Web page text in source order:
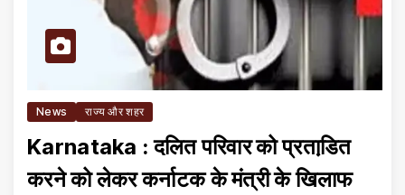
News राज्य और शहर
Karnataka : दलित परिवार को प्रताडि़त
करने को लेकर कर्नाटक के मंत्री के खिलाफ